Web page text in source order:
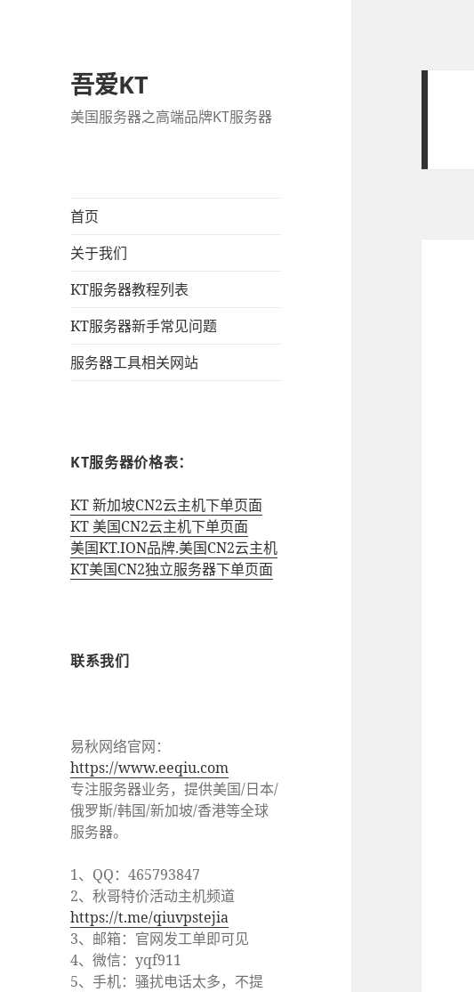
吾爱KT
美国服务器之高端品牌KT服务器
首页
关于我们
KT服务器教程列表
KT服务器新手常见问题
服务器工具相关网站
KT服务器价格表：
KT 新加坡CN2云主机下单页面
KT 美国CN2云主机下单页面
美国KT.ION品牌.美国CN2云主机
KT美国CN2独立服务器下单页面
联系我们
易秋网络官网：
https://www.eeqiu.com
专注服务器业务，提供美国/日本/
俄罗斯/韩国/新加坡/香港等全球
服务器。
1、QQ：465793847
2、秋哥特价活动主机频道
https://t.me/qiuvpstejia
3、邮箱：官网发工单即可见
4、微信：yqf911
5、手机：骚扰电话太多，不提